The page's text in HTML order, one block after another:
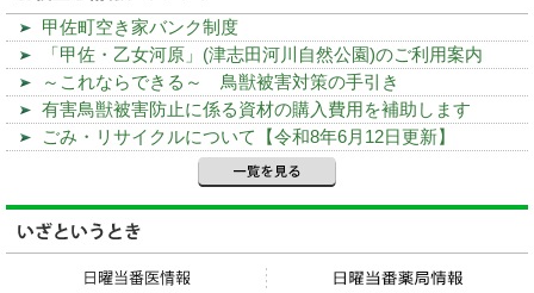
甲佐町空き家バンク制度
「甲佐・乙女河原」(津志田河川自然公園)のご利用案内
～これならできる～ 鳥獣被害対策の手引き
有害鳥獣被害防止に係る資材の購入費用を補助します
ごみ・リサイクルについて【令和8年6月12日更新】